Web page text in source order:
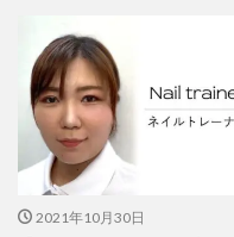
2021年10月30日